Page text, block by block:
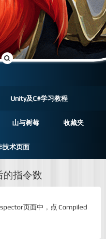
Unity及C#学习教程
山与树莓 收藏夹
技术页面
指令数
页面中，点 Compiled